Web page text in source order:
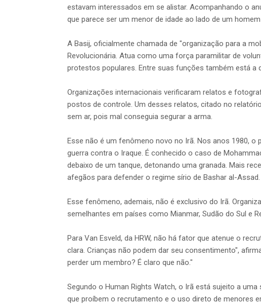
estavam interessados em se alistar. Acompanhando o
que parece ser um menor de idade ao lado de um
A Basij, oficialmente chamada de "organização para a
Revolucionária. Atua como uma força paramilitar de
protestos populares. Entre suas funções também está a
Organizações internacionais verificaram relatos e
postos de controle. Um desses relatos, citado no
sem ar, pois mal conseguia segurar a arma.
Esse não é um fenômeno novo no Irã. Nos anos 1980, o
guerra contra o Iraque. É conhecido o caso de
debaixo de um tanque, detonando uma granada. Mais
afegãos para defender o regime sírio de Bashar al-Assad.
Esse fenômeno, ademais, não é exclusivo do Irã.
semelhantes em países como Mianmar, Sudão do Sul e
Para Van Esveld, da HRW, não há fator que atenue o
clara. Crianças não podem dar seu consentimento",
perder um membro? É claro que não."
Segundo o Human Rights Watch, o Irã está sujeito a
que proíbem o recrutamento e o uso direto de menores